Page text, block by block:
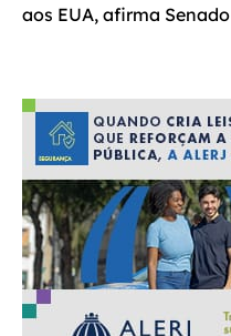
aos EUA, afirma Senado